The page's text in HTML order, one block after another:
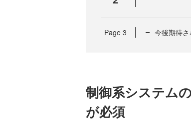
Page 3 今後期待
制御系システム
が必須